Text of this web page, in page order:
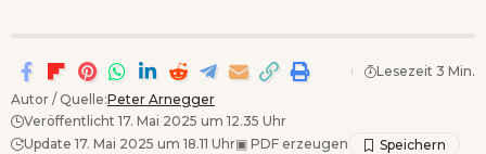
Autor / Quelle:Peter Arnegger
Veröffentlicht 17. Mai 2025 um 12.35 Uhr
Update 17. Mai 2025 um 18.11 Uhr▣ PDF erzeugen
Lesezeit 3 Min.